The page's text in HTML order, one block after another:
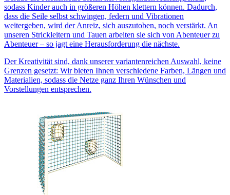
sodass Kinder auch in größeren Höhen klettern können. Dadurch,
dass die Seile selbst schwingen, federn und Vibrationen
weitergeben, wird der Anreiz, sich auszutoben, noch verstärkt. An
unseren Strickleitern und Tauen arbeiten sie sich von Abenteuer zu
Abenteuer – so jagt eine Herausforderung die nächste.
Der Kreativität sind, dank unserer variantenreichen Auswahl, keine
Grenzen gesetzt: Wir bieten Ihnen verschiedene Farben, Längen und
Materialien, sodass die Netze ganz Ihren Wünschen und
Vorstellungen entsprechen.